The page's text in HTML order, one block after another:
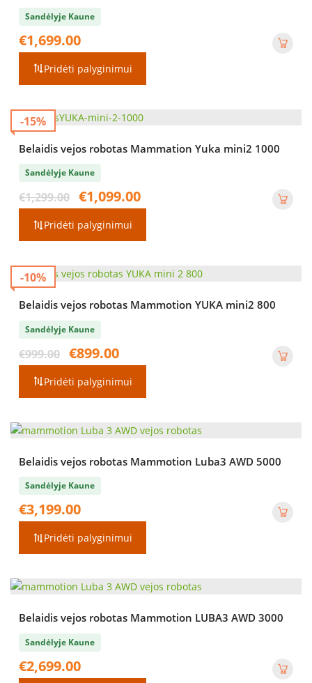
Sandėlyje Kaune
€1,699.00
Pridėti palyginimui
-15%
Belaidis vejos robotas Mammation Yuka mini2 1000
Sandėlyje Kaune
€1,299.00
Original
price
was:
€1,299.00.
€1,099.00
Pridėti palyginimui
-10%
Belaidis vejos robotas Mammotion YUKA mini2 800
Sandėlyje Kaune
€999.00
Original
price
was:
€999.00.
€899.00
€899.00.
Pridėti palyginimui
Belaidis vejos robotas Mammotion Luba3 AWD 5000
Sandėlyje Kaune
€3,199.00
Pridėti palyginimui
Belaidis vejos robotas Mammotion LUBA3 AWD 3000
Sandėlyje Kaune
€2,699.00